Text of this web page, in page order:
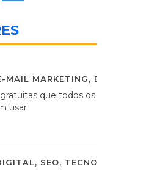
MAIL MARKETING,
que todos os
usar
, SEO, TECNOLOGIA